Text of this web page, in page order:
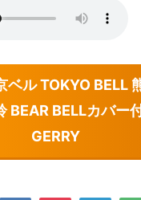
ベル TOKYO BELL
BEAR BELLカバー
GERRY